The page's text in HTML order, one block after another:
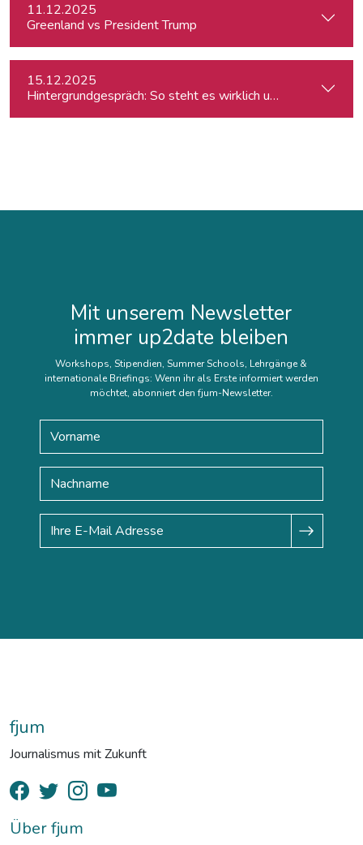
11.12.2025
Greenland vs President Trump
15.12.2025
Hintergrundgespräch: So steht es wirklich um die
Mit unserem Newsletter
immer up2date bleiben
Workshops, Stipendien, Summer Schools, Lehrgänge &
internationale Briefings: Wenn ihr als Erste informiert werden
möchtet, abonniert den fjum-Newsletter.
fjum
Journalismus mit Zukunft
Über fjum